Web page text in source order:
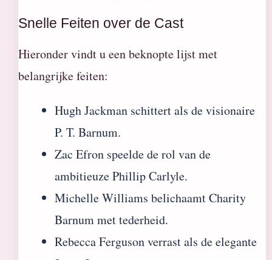
Snelle Feiten over de Cast
Hieronder vindt u een beknopte lijst met
belangrijke feiten:
Hugh Jackman schittert als de visionaire
P. T. Barnum.
Zac Efron speelde de rol van de
ambitieuze Phillip Carlyle.
Michelle Williams belichaamt Charity
Barnum met tederheid.
Rebecca Ferguson verrast als de elegante